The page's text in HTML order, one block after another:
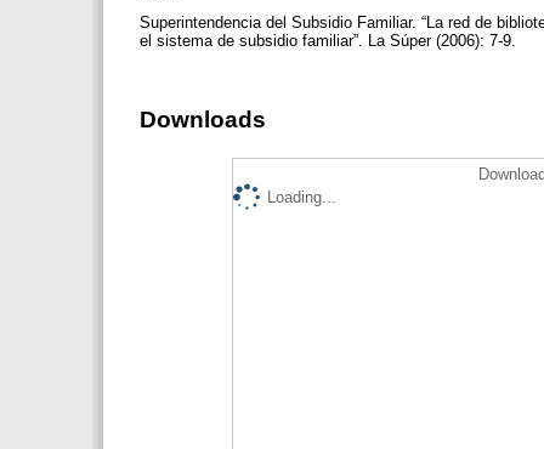
Superintendencia del Subsidio Familiar. “La red de
el sistema de subsidio familiar”. La Súper (2006): 7-9.
Downloads
Loading...